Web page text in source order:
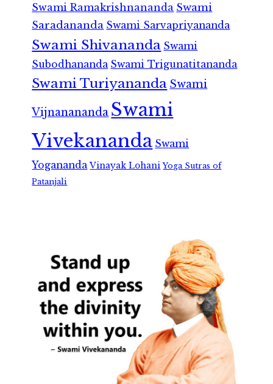
Swami Ramakrishnananda Swami
Saradananda Swami Sarvapriyananda
Swami Shivananda Swami
Subodhananda Swami Trigunatitananda
Swami Turiyananda Swami
Vijnanananda Swami
Vivekananda Swami
Yogananda Vinayak Lohani Yoga Sutras of
Patanjali